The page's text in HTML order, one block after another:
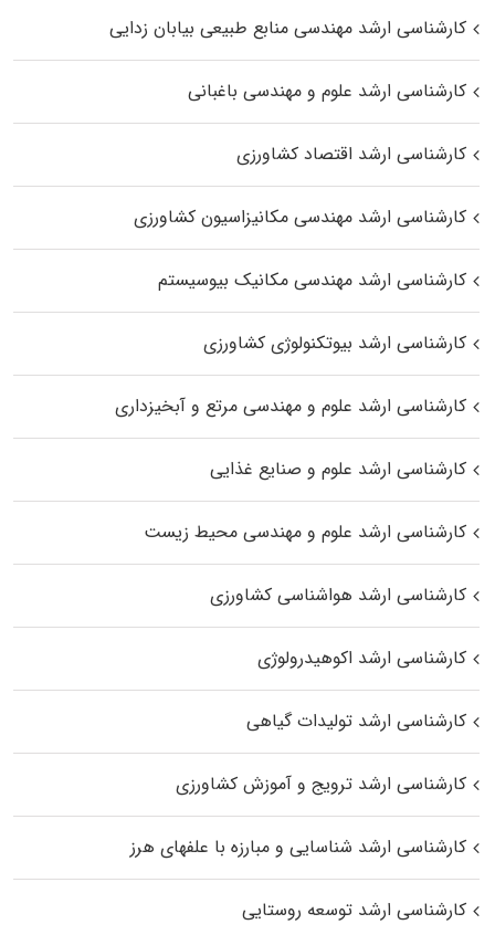
کارشناسی ارشد مهندسی منابع طبیعی بیابان زدایی
کارشناسی ارشد علوم و مهندسی باغبانی
کارشناسی ارشد اقتصاد کشاورزی
کارشناسی ارشد مهندسی مکانیزاسیون کشاورزی
کارشناسی ارشد مهندسی مکانیک بیوسیستم
کارشناسی ارشد بیوتکنولوژی کشاورزی
کارشناسی ارشد علوم و مهندسی مرتع و آبخیزداری
کارشناسی ارشد علوم و صنایع غذایی
کارشناسی ارشد علوم و مهندسی محیط زیست
کارشناسی ارشد هواشناسی کشاورزی
کارشناسی ارشد اکوهیدرولوژی
کارشناسی ارشد تولیدات گیاهی
کارشناسی ارشد ترویج و آموزش کشاورزی
کارشناسی ارشد شناسایی و مبارزه با علفهای هرز
کارشناسی ارشد توسعه روستایی